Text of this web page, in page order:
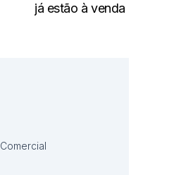
já estão à venda
Comercial